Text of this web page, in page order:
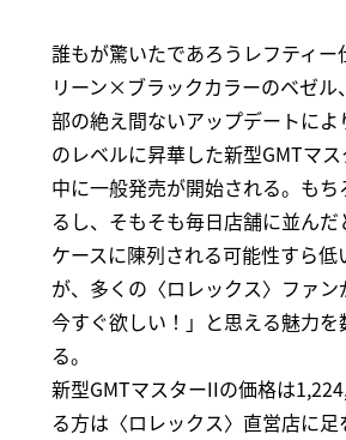
誰もが驚いたであろうレフティー
リーン×ブラックカラーのベゼル
部の絶え間ないアップデートによ
のレベルに昇華した新型GMTマ
中に一般発売が開始される。も
るし、そもそも毎日店舗に並んだ
ケースに陳列される可能性すら低
が、多くの〈ロレックス〉ファン
今すぐ欲しい！」と思える魅力を
る。
新型GMTマスターIIの価格は
る方は〈ロレックス〉直営店に足